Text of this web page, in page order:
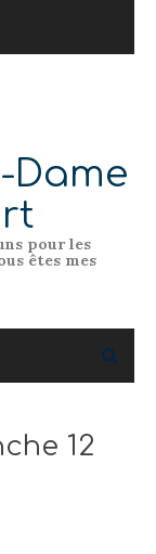
Dame
pour les
êtes mes
12